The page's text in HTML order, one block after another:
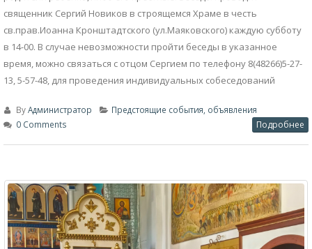
22
Май
Желающим принять Таинство
Святого Крещения
необходимо предварительно
пройти огласительные беседы.
родители ребенка, либо его крестные. Беседы проводит
священник Сергий Новиков в строящемся Храме в честь
св.прав.Иоанна Кронштадтского (ул.Маяковского) каждую субботу
в 14-00. В случае невозможности пройти беседы в указанное